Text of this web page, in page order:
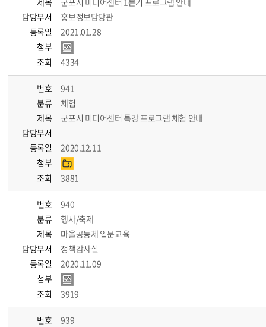
담당부서
홍보정보담당관
등록일
2021.01.28
첨부
조회
4334
번호
941
분류
체험
제목
군포시 미디어센터 특강 프로그램 체험 안내
담당부서
등록일
2020.12.11
첨부
조회
3881
번호
940
분류
행사/축제
제목
마을공동체 입문교육
담당부서
정책감사실
등록일
2020.11.09
첨부
조회
3919
번호
939